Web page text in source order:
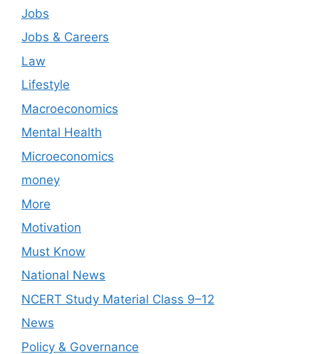
Jobs
Jobs & Careers
Law
Lifestyle
Macroeconomics
Mental Health
Microeconomics
money
More
Motivation
Must Know
National News
NCERT Study Material Class 9–12
News
Policy & Governance